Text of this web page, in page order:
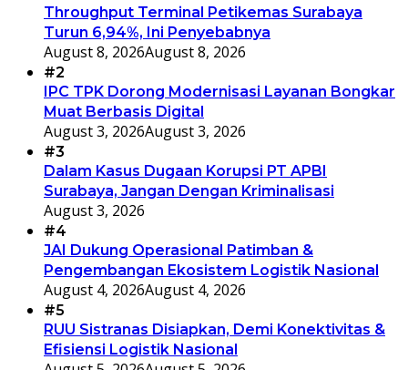
Throughput Terminal Petikemas Surabaya
Turun 6,94%, Ini Penyebabnya
August 8, 2026August 8, 2026
#2
IPC TPK Dorong Modernisasi Layanan Bongkar
Muat Berbasis Digital
August 3, 2026August 3, 2026
#3
Dalam Kasus Dugaan Korupsi PT APBI
Surabaya, Jangan Dengan Kriminalisasi
August 3, 2026
#4
JAI Dukung Operasional Patimban &
Pengembangan Ekosistem Logistik Nasional
August 4, 2026August 4, 2026
#5
RUU Sistranas Disiapkan, Demi Konektivitas &
Efisiensi Logistik Nasional